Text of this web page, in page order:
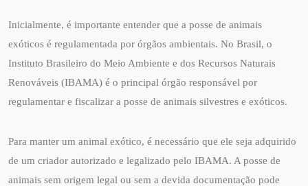
Inicialmente, é importante entender que a posse de animais
exóticos é regulamentada por órgãos ambientais. No Brasil, o
Instituto Brasileiro do Meio Ambiente e dos Recursos Naturais
Renováveis (IBAMA) é o principal órgão responsável por
regulamentar e fiscalizar a posse de animais silvestres e exóticos.
Para manter um animal exótico, é necessário que ele seja adquirido
de um criador autorizado e legalizado pelo IBAMA. A posse de
animais sem origem legal ou sem a devida documentação pode